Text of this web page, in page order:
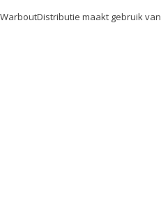
WarboutDistributie maakt gebruik van